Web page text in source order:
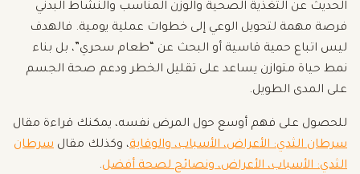
الحديث عن التغذية الصحية والوزن المناسب والنشاط البدني
فرصة مهمة لتحويل الوعي إلى خطوات عملية يومية. فالهدف
ليس اتباع حمية قاسية أو البحث عن “طعام سحري”، بل بناء
نمط حياة متوازن يساعد على تقليل الخطر ودعم صحة الجسم
على المدى الطويل.
للحصول على فهم أوسع حول المرض نفسه، يمكنك قراءة مقال
سرطان الثدي: الأعراض، الأسباب، والوقاية، وكذلك مقال سرطان
الثدي: الأسباب، الأعراض، ونصائح لصحة أفضل.